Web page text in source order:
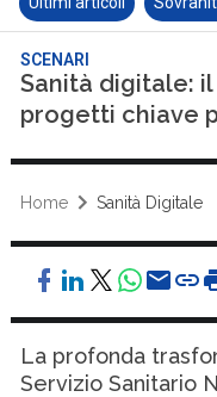
SCENARI
Sanità digitale:
progetti chiave
Home Sanità Digitale
La profonda
Servizio Sanitario